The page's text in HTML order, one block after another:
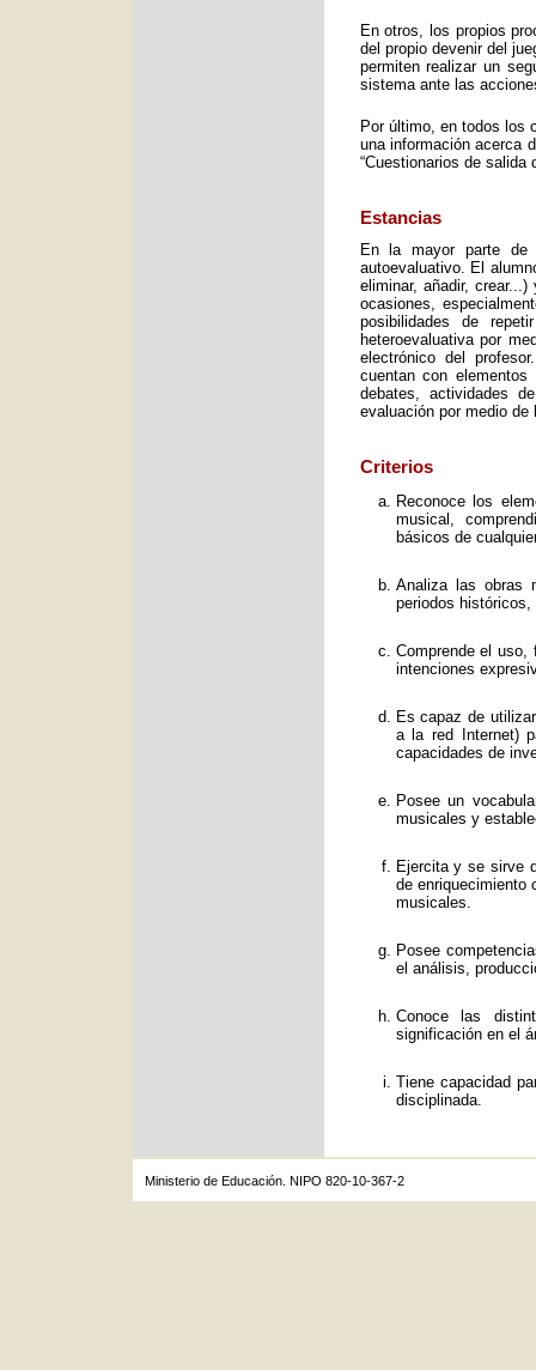
En otros, los propios
del propio devenir del
permiten realizar un
sistema ante las
Por último, en todos los
una información acerca
“Cuestionarios de salida
Estancias
En la mayor parte de
autoevaluativo. El
eliminar, añadir,
ocasiones,
posibilidades de
heteroevaluativa por
electrónico del
cuentan con
debates, actividades
evaluación por medio
Criterios
Reconoce los
musical,
básicos de
Analiza las obras
periodos
Comprende el
intenciones
Es capaz de
a la red Internet)
capacidades de
Posee un
musicales y
Ejercita y se sirve
de enriquecimiento
musicales.
Posee
el análisis,
Conoce las
significación en el
Tiene capacidad
disciplinada.
Ministerio de Educación. NIPO 820-10-367-2